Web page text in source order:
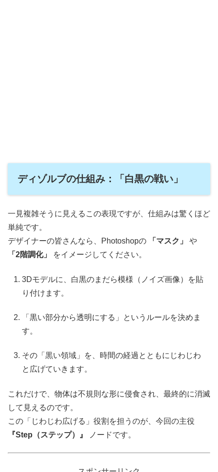
ディゾルブの仕組み：「白黒の戦い」
一見複雑そうに見えるこの表現ですが、仕組みは驚くほど
単純です。
デザイナーの皆さんなら、Photoshopの
「マスク」
や
「2階調化」
をイメージしてください。
3Dモデルに、白黒のまだら模様（ノイズ画像）を貼
り付けます。
「黒い部分から透明にする」というルールを決めま
す。
その「黒い領域」を、時間の経過とともにじわじわ
と広げていきます。
これだけで、物体は不規則な形に侵食され、最終的に消滅
して見えるのです。
この「じわじわ広げる」役割を担うのが、今回の主役
『Step（ステップ）』
ノードです。